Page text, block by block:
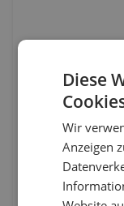
Diese
Wir
Anzeigen